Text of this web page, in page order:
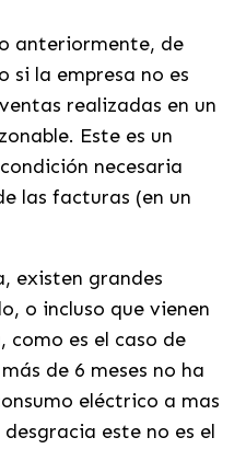
anteriormente, de
si la empresa no es
realizadas en un
Este es un
necesaria
las facturas (en un
existen grandes
o incluso que vienen
como es el caso de
de 6 meses no ha
eléctrico a mas
este no es el